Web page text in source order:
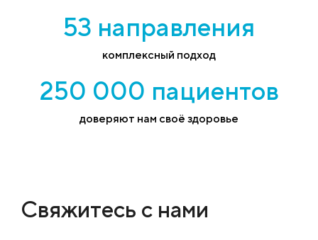
53 направления
комплексный подход
250 000 пациентов
доверяют нам своё здоровье
Свяжитесь с нами